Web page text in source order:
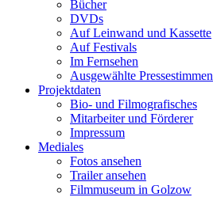
Bücher
DVDs
Auf Leinwand und Kassette
Auf Festivals
Im Fernsehen
Ausgewählte Pressestimmen
Projektdaten
Bio- und Filmografisches
Mitarbeiter und Förderer
Impressum
Mediales
Fotos ansehen
Trailer ansehen
Filmmuseum in Golzow